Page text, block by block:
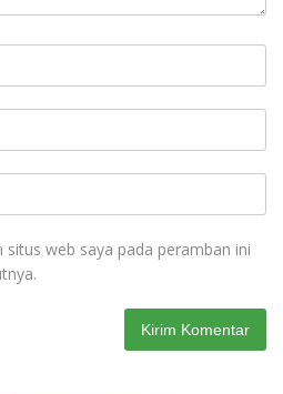
situs web saya pada peramban ini